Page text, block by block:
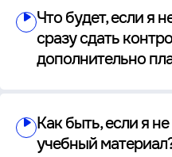
Что будет, если я
сразу сдать
дополнительно
Как быть, если я
учебный